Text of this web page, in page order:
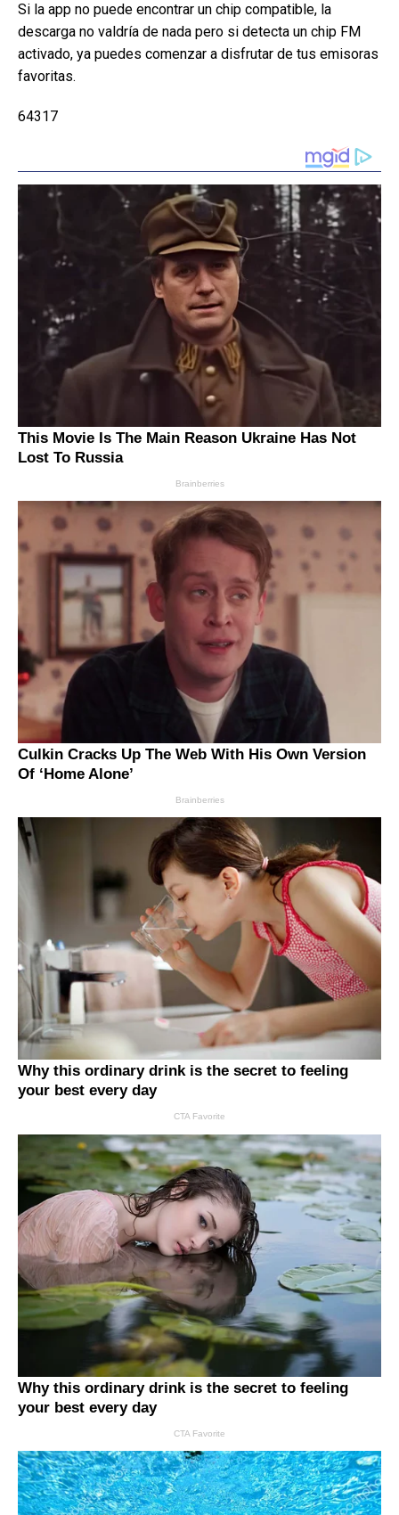
Si la app no puede encontrar un chip compatible, la
descarga no valdría de nada pero si detecta un chip FM
activado, ya puedes comenzar a disfrutar de tus emisoras
favoritas.
64317